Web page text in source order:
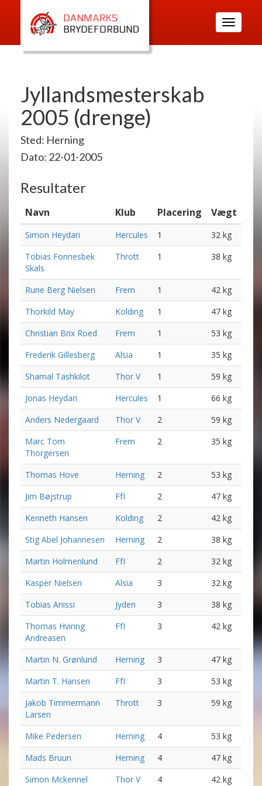
Toggle
navigation
Jyllandsmesterskab
2005 (drenge)
Sted: Herning
Dato: 22-01-2005
Resultater
Navn Klub Placering Vægt
Simon Heydari Hercules 1
32 kg
Tobias Fonnesbek
Skals
Thrott 1 38 kg
Rune Berg Nielsen Frem 1
42 kg
Thorkild May
Kolding 1
47 kg
Christian Brix Roed
Frem 1
53 kg
Frederik Gillesberg
Alsia 1
35 kg
Shamal Tashkilot
Thor V 1
59 kg
Jonas Heydari
Hercules 1
66 kg
Anders Nedergaard
Thor V 2
59 kg
Marc Tom
Thorgersen
Frem 2 35 kg
Thomas Hove Herning 2
53 kg
Jim Bøjstrup
FfI 2
47 kg
Kenneth Hansen
Kolding 2
42 kg
Stig Abel Johannesen
Herning 2
38 kg
Martin Holmenlund
FfI 2
32 kg
Kasper Nielsen
Alsia 3
32 kg
Tobias Anissi
Jyden 3
38 kg
Thomas Hviring
Andreasen
FfI 3 42 kg
Martin N. Grønlund Herning 3
47 kg
Martin T. Hansen
FfI 3
53 kg
Jakob Timmermann
Larsen
Thrott 3 59 kg
Mike Pedersen Herning 4
53 kg
Mads Bruun
Herning 4
47 kg
Simon Mckennel
Thor V 4 42 kg